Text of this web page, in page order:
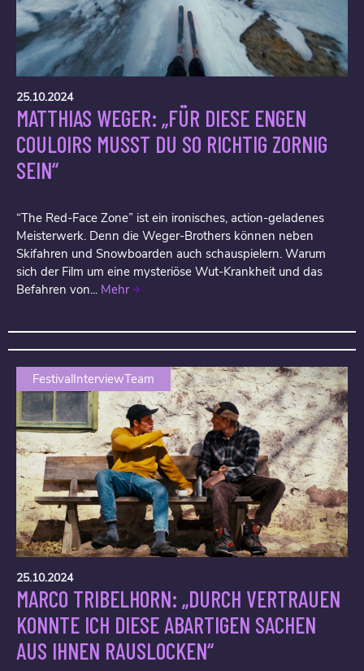
25.10.2024
MATTHIAS WEGER: „FÜR DIESE ENGEN
COULOIRS MUSST DU SO RICHTIG ZORNIG
SEIN“
“The Red-Face Zone” ist ein ironisches, action-geladenes
Meisterwerk. Denn die Weger-Brothers können neben
Skifahren und Snowboarden auch schauspielern. Warum
sich der Film um eine mysteriöse Wut-Krankheit und das
Befahren von... Mehr
FestivalInterviewTeam
25.10.2024
MARCO TRIBELHORN: „DURCH VERTRAUEN
KONNTE ICH DIESE ABARTIGEN SACHEN
AUS IHNEN RAUSLOCKEN“